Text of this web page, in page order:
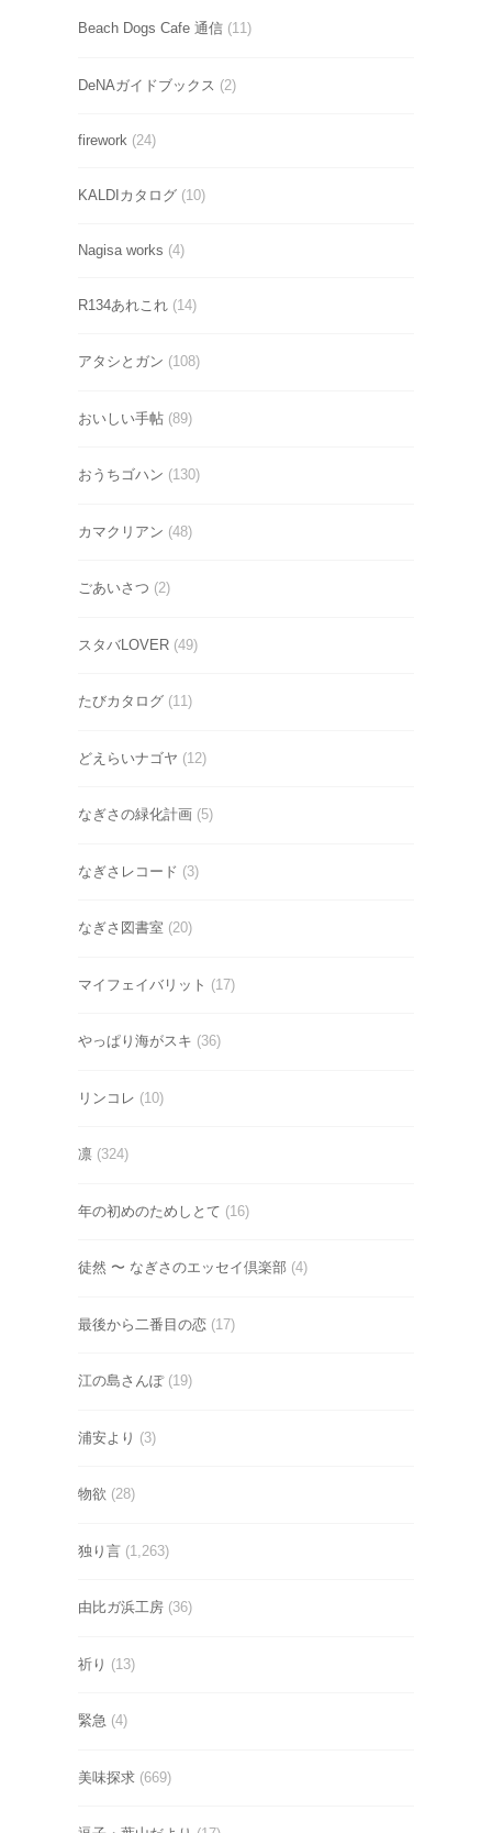
Beach Dogs Cafe 通信 (11)
DeNAガイドブックス (2)
firework (24)
KALDIカタログ (10)
Nagisa works (4)
R134あれこれ (14)
アタシとガン (108)
おいしい手帖 (89)
おうちゴハン (130)
カマクリアン (48)
ごあいさつ (2)
スタバLOVER (49)
たびカタログ (11)
どえらいナゴヤ (12)
なぎさの緑化計画 (5)
なぎさレコード (3)
なぎさ図書室 (20)
マイフェイバリット (17)
やっぱり海がスキ (36)
リンコレ (10)
凛 (324)
年の初めのためしとて (16)
徒然 〜 なぎさのエッセイ倶楽部 (4)
最後から二番目の恋 (17)
江の島さんぽ(19)
浦安より (3)
物欲 (28)
独り言 (1,263)
由比ガ浜工房 (36)
祈り (13)
緊急 (4)
美味探求 (669)